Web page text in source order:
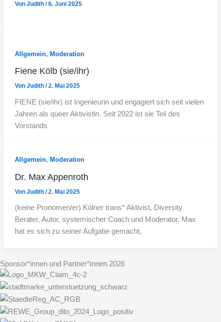
Von Judith /6. Juni 2025
Allgemein, Moderation
Fiene Kölb (sie/ihr)
Von Judith /2. Mai 2025
FIENE (sie/ihr) ist Ingenieurin und engagiert sich seit vielen
Jahren als queer Aktivistin. Seit 2022 ist sie Teil des
Vorstands
Allgemein, Moderation
Dr. Max Appenroth
Von Judith /2. Mai 2025
(keine Pronomen/er) Kölner trans* Aktivist, Diversity
Berater, Autor, systemischer Coach und Moderator. Max
hat es sich zu seiner Aufgabe gemacht,
Sponsor*innen und Partner*innen 2026